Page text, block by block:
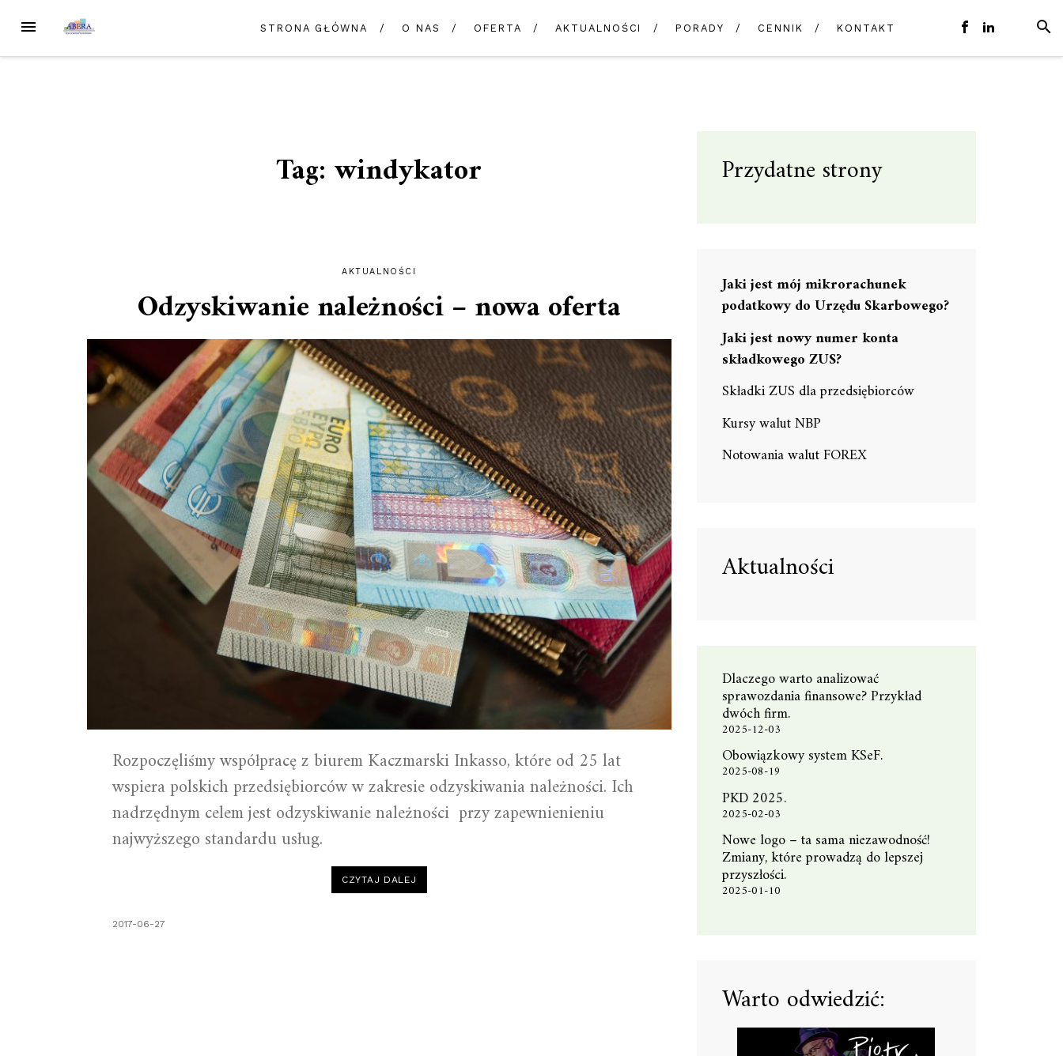
treści
MENU
STRONA GŁÓWNA O NAS OFERTA AKTUALNOŚCI PORADY CENNIK KONTAKT
Tag:windykator
AKTUALNOŚCI
Odzyskiwanie należności – nowa oferta
Rozpoczęliśmy współpracę z biurem Kaczmarski Inkasso, które od 25 lat
wspiera polskich przedsiębiorców w zakresie odzyskiwania należności. Ich
nadrzędnym celem jest odzyskiwanie należności przy zapewnienieniu
najwyższego standardu usług.
CZYTAJ DALEJ
2017-06-27
Przydatne strony
Jaki jest mój mikrorachunek
podatkowy do Urzędu Skarbowego?
Jaki jest nowy numer konta
składkowego ZUS?
Składki ZUS dla przedsiębiorców
Kursy walut NBP
Notowania walut FOREX
Aktualności
Dlaczego warto analizować
sprawozdania finansowe? Przykład
dwóch firm.
2025-12-03
Obowiązkowy system KSeF.
2025-08-19
PKD 2025.
2025-02-03
Nowe logo – ta sama niezawodność!
Zmiany, które prowadzą do lepszej
przyszłości.
2025-01-10
Warto odwiedzić: